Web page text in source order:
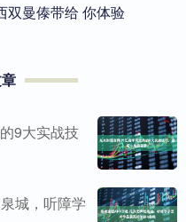
双曼傣带给 你体验
9大实战技
城，听障学